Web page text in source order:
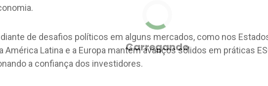
de desafios políticos em alguns mercados, como nos
América Latina e a Europa mantêm avanços sólidos em práticas
a confiança dos investidores.